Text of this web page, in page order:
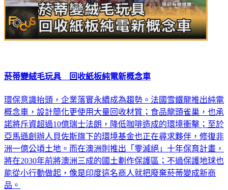
菸蒂變絨毛玩具 回收紙板純電新概念車
環保意識抬頭，企業落實永續成為趨勢。法國雪鐵龍推出純電
概念車，設計簡化更使用大量回收材質；食品龍頭雀巢，也承
諾將斥資超過10億瑞士法朗，降低咖啡造成的環境衝擊；至於
亞馬遜創辦人貝佐斯旗下的環境基金也正在尋求夥伴，修復非
洲一億公頃土地。而在澳洲則推出「零滅絕」十年保育計畫，
將在2030年前將澳洲三成的國土劃作保護區；不過保護地球也
能從小行動做起，像是印度這名商人就把廢棄菸蒂變成新商
品。